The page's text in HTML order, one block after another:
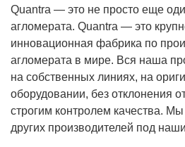
Quantra — это не просто еще
агломерата. Quantra — это
инновационная фабрика по
агломерата в мире. Вся наша
на собственных линиях, на
оборудовании, без отклонения
строгим контролем качества.
других производителей под